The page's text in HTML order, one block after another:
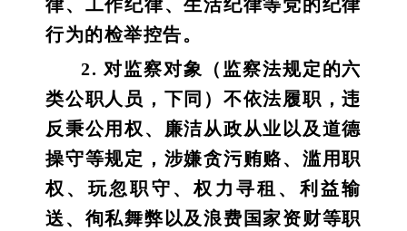
律、工作纪律、生活纪律等党的纪律
行为的检举控告。
2. 对监察对象（监察法规定的六
类公职人员，下同）不依法履职，违
反秉公用权、廉洁从政从业以及道德
操守等规定，涉嫌贪污贿赂、滥用职
权、玩忽职守、权力寻租、利益输
送、徇私舞弊以及浪费国家资财等职